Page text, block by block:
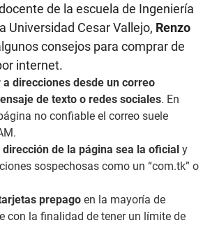
de la escuela de Ingeniería
Universidad Cesar Vallejo, Renzo
consejos para comprar de
internet.
a direcciones desde un correo
de texto o redes sociales. En
no confiable el correo suele
dirección de la página sea la oficial y
sospechosas como un “com.tk” o
prepago en la mayoría de
con la finalidad de tener un límite de